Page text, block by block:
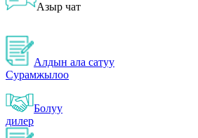
Азыр чат
Алдын ала сатуу
Сурамжылоо
Болуу
дилер